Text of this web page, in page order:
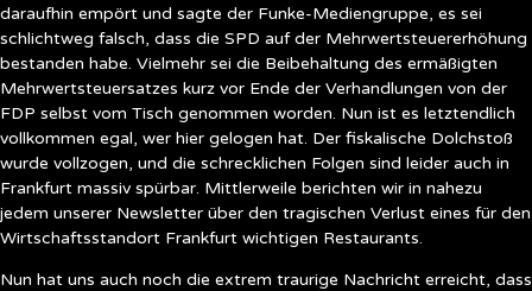
daraufhin empört und sagte der Funke-Mediengruppe, es sei
schlichtweg falsch, dass die SPD auf der Mehrwertsteuererhöhung
bestanden habe. Vielmehr sei die Beibehaltung des ermäßigten
Mehrwertsteuersatzes kurz vor Ende der Verhandlungen von der
FDP selbst vom Tisch genommen worden. Nun ist es letztendlich
vollkommen egal, wer hier gelogen hat. Der fiskalische Dolchstoß
wurde vollzogen, und die schrecklichen Folgen sind leider auch in
Frankfurt massiv spürbar. Mittlerweile berichten wir in nahezu
jedem unserer Newsletter über den tragischen Verlust eines für den
Wirtschaftsstandort Frankfurt wichtigen Restaurants.
Nun hat uns auch noch die extrem traurige Nachricht erreicht, dass